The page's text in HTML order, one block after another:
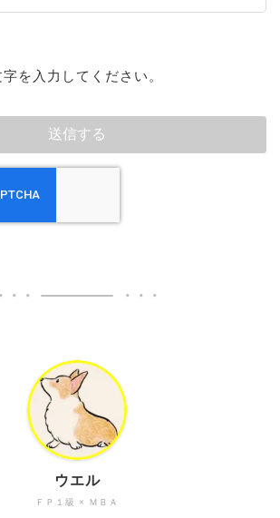
を入力してください。
ＦＰ１級 × ＭＢＡ
ウエル